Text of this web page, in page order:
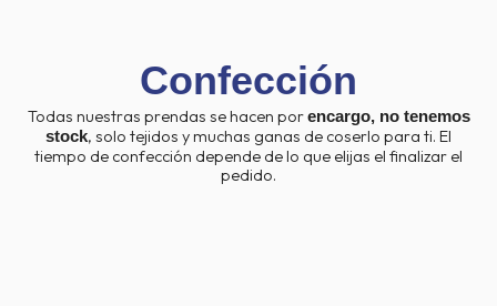
Confección
Todas nuestras prendas se hacen porencargo, no tenemos
stock, solo tejidos y muchas ganas de coserlo para ti. El
tiempo de confección depende de lo que elijas el finalizar el
pedido.